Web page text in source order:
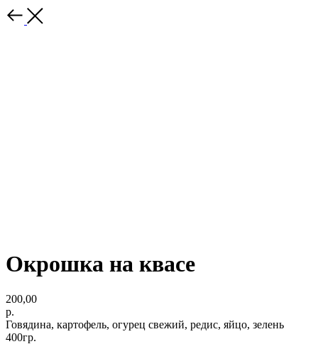
Окрошка на квасе
200,00
р.
Говядина, картофель, огурец свежий, редис, яйцо, зелень
400гр.